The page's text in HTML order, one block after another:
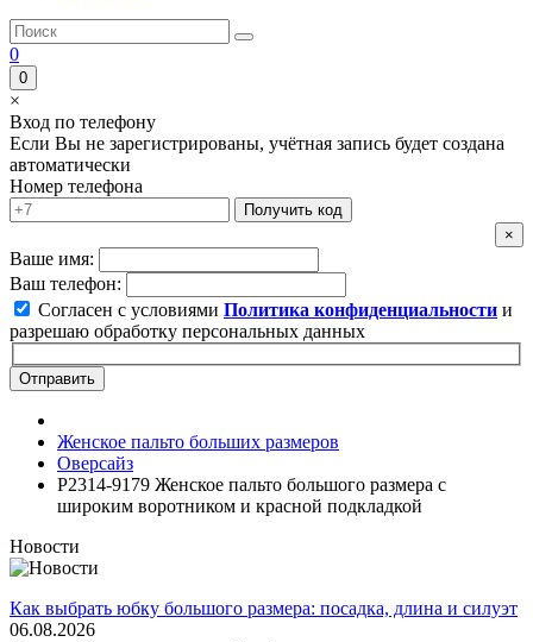
0
0
×
Вход по телефону
Если Вы не зарегистрированы, учётная запись будет создана
автоматически
Номер телефона
Получить код
×
Ваше имя:
Ваш телефон:
Согласен с условиями Политика конфиденциальности и
разрешаю обработку персональных данных
Отправить
Женское пальто больших размеров
Оверсайз
P2314-9179 Женское пальто большого размера с
широким воротником и красной подкладкой
Новости
Как выбрать юбку большого размера: посадка, длина и силуэт
06.08.2026